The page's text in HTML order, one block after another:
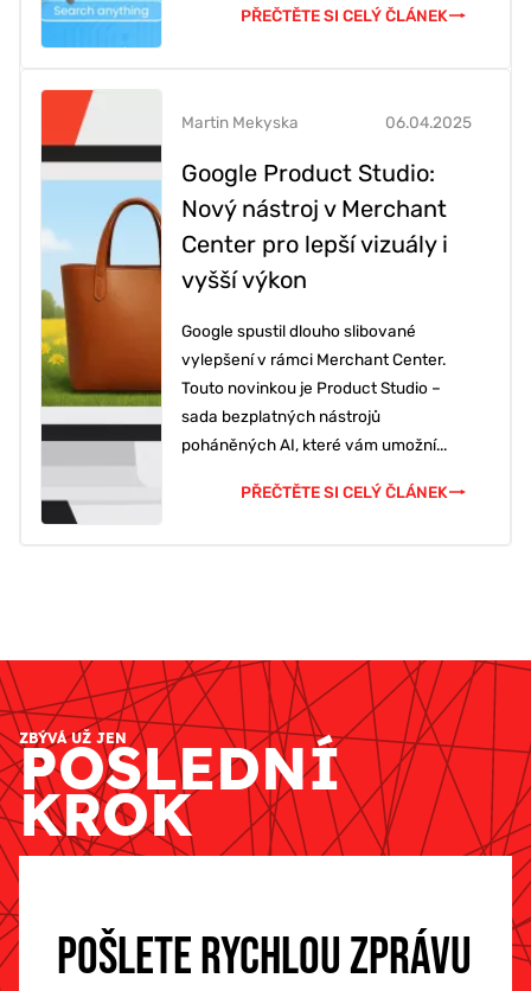
PŘEČTĚTE SI CELÝ ČLÁNEK
Google Product Studio:
Nový nástroj v Merchant
Center pro lepší vizuály i
vyšší výkon
06.04.2025
Martin Mekyska
Google spustil dlouho slibované
vylepšení v rámci Merchant Center.
Touto novinkou je Product Studio –
sada bezplatných nástrojů
poháněných AI, které vám umožní...
PŘEČTĚTE SI CELÝ ČLÁNEK
ZBÝVÁ UŽ JEN
POSLEDNÍ
KROK
POŠLETE RYCHLOU ZPRÁVU